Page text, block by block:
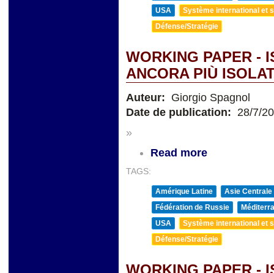
USA
Système international et
Défense/Stratégie
WORKING PAPER -
ANCORA PIÙ
Auteur: Giorgio Spagnol
Date de publication: 28/7/
»
Read more
TAGS:
Amérique Latine
Asie Centrale
Fédération de Russie
USA
Système international et
Défense/Stratégie